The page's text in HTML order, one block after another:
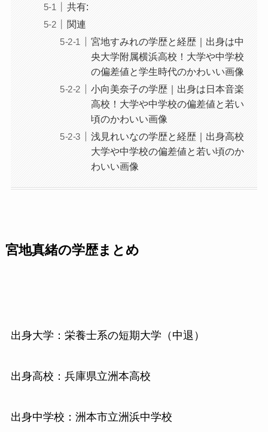
共有:
関連
宮地すみれの学歴と経歴｜出身は中
央大学附属横浜高校！大学や中学校
の偏差値と学生時代のかわいい画像
小向美奈子の学歴｜出身は日本音楽
高校！大学や中学校の偏差値と若い
頃のかわいい画像
浅見れいなの学歴と経歴｜出身高校
大学や中学校の偏差値と若い頃のか
わいい画像
宮地真緒の学歴まとめ
出身大学：栄養士系の短期大学（中退）
出身高校：兵庫県立洲本高校
出身中学校：洲本市立洲浜中学校